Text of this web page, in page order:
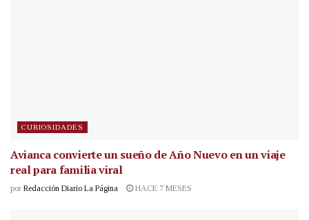
CURIOSIDADES
Avianca convierte un sueño de Año Nuevo en un viaje
real para familia viral
por Redacción Diario La Página HACE 7 MESES